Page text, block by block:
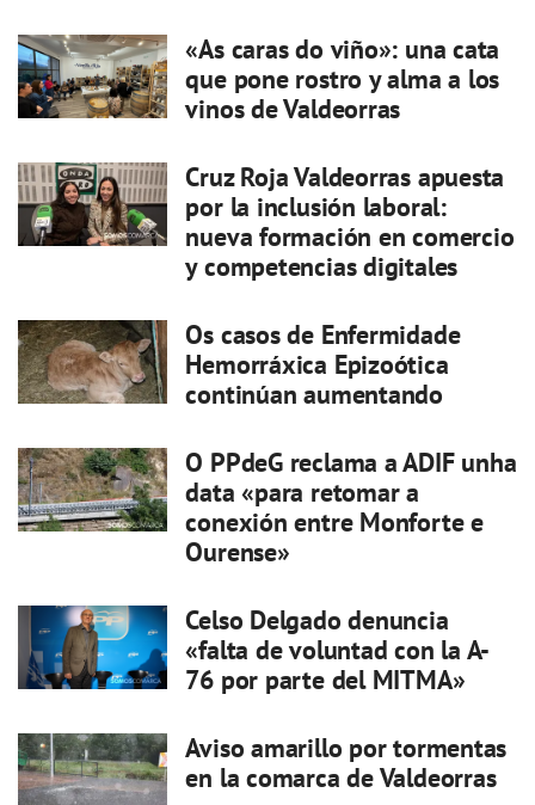
«As caras do viño»: una cata
que pone rostro y alma a los
vinos de Valdeorras
Cruz Roja Valdeorras apuesta
por la inclusión laboral:
nueva formación en comercio
y competencias digitales
Os casos de Enfermidade
Hemorráxica Epizoótica
continúan aumentando
O PPdeG reclama a ADIF unha
data «para retomar a
conexión entre Monforte e
Ourense»
Celso Delgado denuncia
«falta de voluntad con la A-
76 por parte del MITMA»
Aviso amarillo por tormentas
en la comarca de Valdeorras